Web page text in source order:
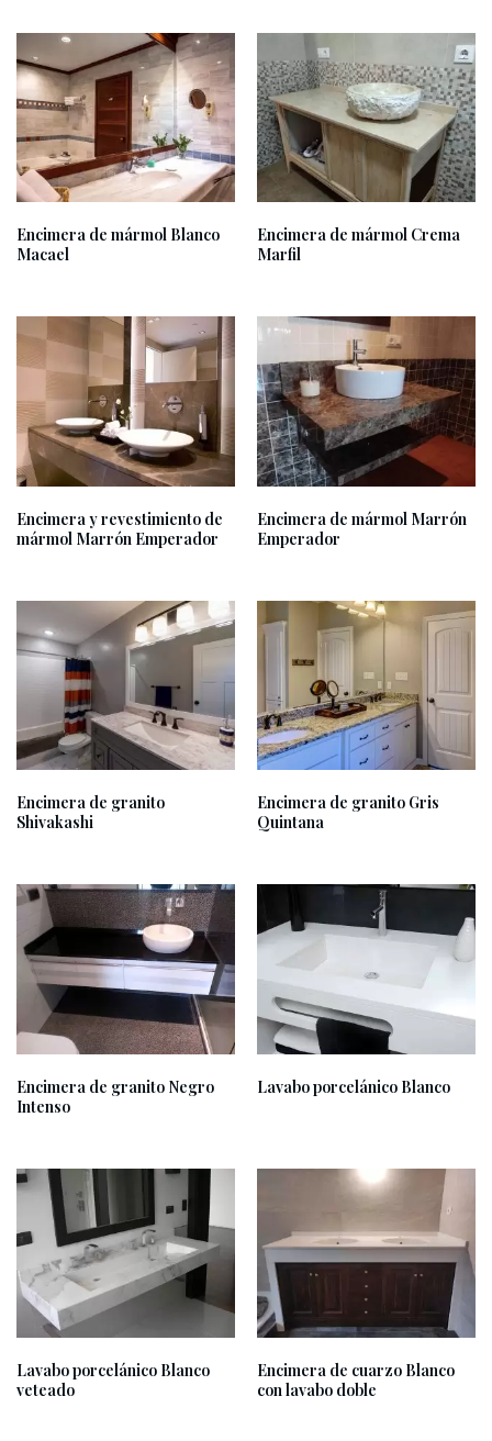
Encimera de mármol Blanco
Macael
Encimera de mármol Crema
Marfil
Encimera y revestimiento de
mármol Marrón Emperador
Encimera de mármol Marrón
Emperador
Encimera de granito
Shivakashi
Encimera de granito Gris
Quintana
Encimera de granito Negro
Intenso
Lavabo porcelánico Blanco
Lavabo porcelánico Blanco
veteado
Encimera de cuarzo Blanco
con lavabo doble